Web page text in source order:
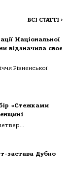
ВСІ СТАТТІ >
Національної
відзначила своє
Рівненської
«Стежками
застава Дубно